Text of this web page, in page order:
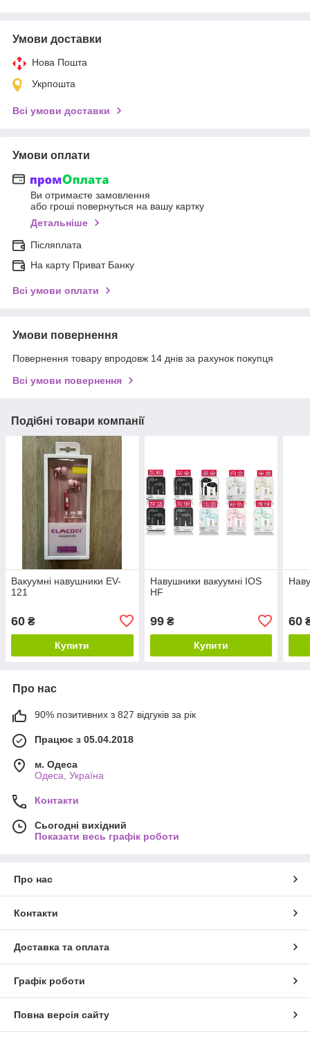
Умови доставки
Нова Пошта
Укрпошта
Всі умови доставки
Умови оплати
Ви отримаєте замовлення
або гроші повернуться на вашу картку
Детальніше
Післяплата
На карту Приват Банку
Всі умови оплати
Умови повернення
Повернення товару впродовж 14 днів за рахунок покупця
Всі умови повернення
Подібні товари компанії
Вакуумні навушники EV-
121
60 ₴
Купити
Навушники вакуумні IOS
HF
99₴
Купити
60
Про нас
90% позитивних з 827 відгуків за рік
Працює з 05.04.2018
м. Одеса
Одеса, Україна
Контакти
Сьогодні вихідний
Показати весь графік роботи
Про нас
Контакти
Доставка та оплата
Графік роботи
Повна версія сайту